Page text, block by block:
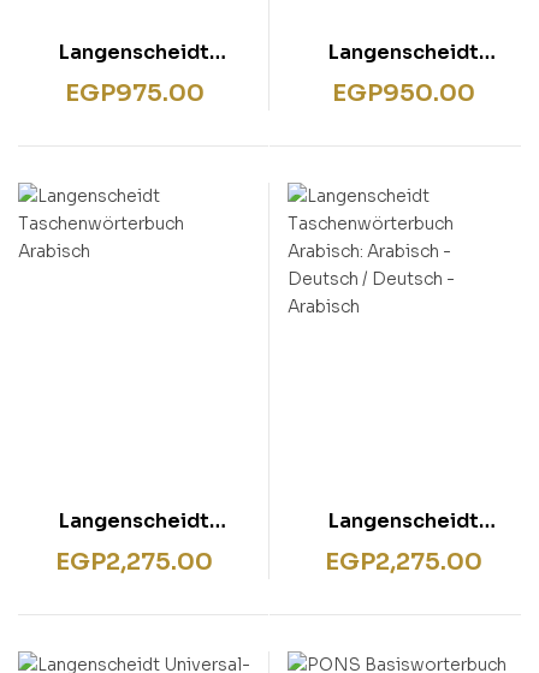
Langenscheidt
Schulwörterbuch
EGP975.00
Langenscheidt
Sprachführer Arabisch
EGP950.00
Langenscheidt
Taschenwörterbuch
Arabisch
EGP2,275.00
Langenscheidt
Taschenwörterbuch
Arabisch: Arabisch –
EGP2,275.00